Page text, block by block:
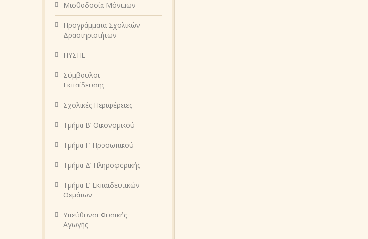
Μισθοδοσία Μόνιμων
Προγράμματα Σχολικών
Δραστηριοτήτων
ΠΥΣΠΕ
Σύμβουλοι
Εκπαίδευσης
Σχολικές Περιφέρειες
Τμήμα Β’ Οικονομικού
Τμήμα Γ’ Προσωπικού
Τμήμα Δ’ Πληροφορικής
Τμήμα Ε’ Εκπαιδευτικών
Θεμάτων
Υπεύθυνοι Φυσικής
Αγωγής